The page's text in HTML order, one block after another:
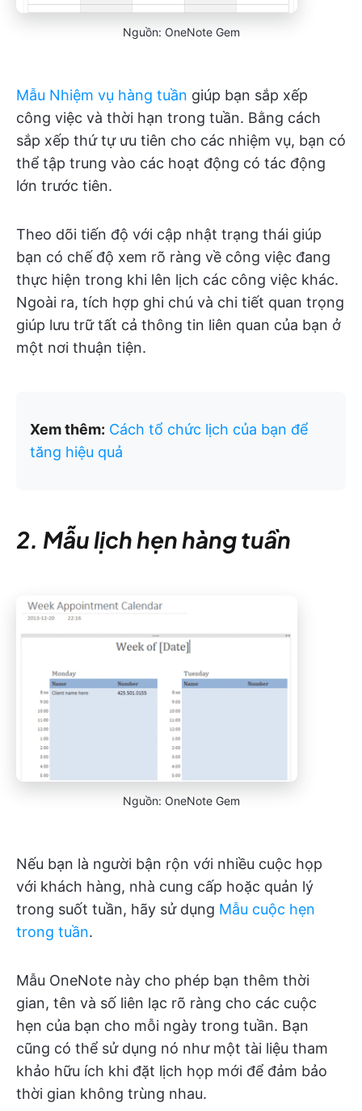
Nguồn: OneNote Gem
Mẫu Nhiệm vụ hàng tuần giúp bạn sắp xếp
công việc và thời hạn trong tuần. Bằng cách
sắp xếp thứ tự ưu tiên cho các nhiệm vụ, bạn có
thể tập trung vào các hoạt động có tác động
lớn trước tiên.
Theo dõi tiến độ với cập nhật trạng thái giúp
bạn có chế độ xem rõ ràng về công việc đang
thực hiện trong khi lên lịch các công việc khác.
Ngoài ra, tích hợp ghi chú và chi tiết quan trọng
giúp lưu trữ tất cả thông tin liên quan của bạn ở
một nơi thuận tiện.
Xem thêm: Cách tổ chức lịch của bạn để
tăng hiệu quả
2. Mẫu lịch hẹn hàng tuần
Nguồn: OneNote Gem
Nếu bạn là người bận rộn với nhiều cuộc họp
với khách hàng, nhà cung cấp hoặc quản lý
trong suốt tuần, hãy sử dụng Mẫu cuộc hẹn
trong tuần.
Mẫu OneNote này cho phép bạn thêm thời
gian, tên và số liên lạc rõ ràng cho các cuộc
hẹn của bạn cho mỗi ngày trong tuần. Bạn
cũng có thể sử dụng nó như một tài liệu tham
khảo hữu ích khi đặt lịch họp mới để đảm bảo
thời gian không trùng nhau.